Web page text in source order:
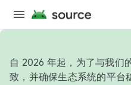
自 2026 年起，为了与我们
致，并确保生态系统的平台